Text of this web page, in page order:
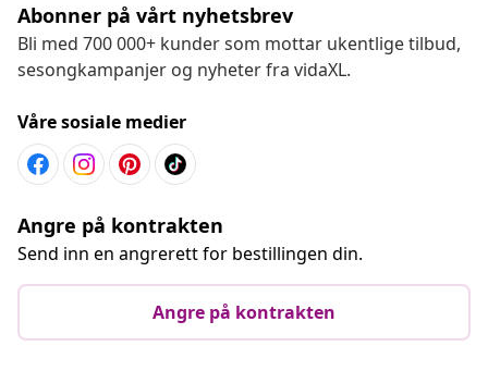
Abonner på vårt nyhetsbrev
Bli med 700 000+ kunder som mottar ukentlige tilbud,
sesongkampanjer og nyheter fra vidaXL.
Våre sosiale medier
Angre på kontrakten
Send inn en angrerett for bestillingen din.
Angre på kontrakten